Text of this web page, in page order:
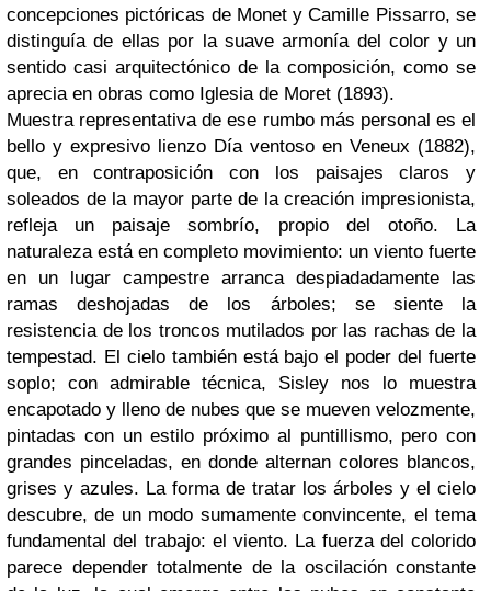
concepciones pictóricas de Monet y Camille Pissarro, se
distinguía de ellas por la suave armonía del color y un
sentido casi arquitectónico de la composición, como se
aprecia en obras como Iglesia de Moret (1893).
Muestra representativa de ese rumbo más personal es el
bello y expresivo lienzo Día ventoso en Veneux (1882),
que, en contraposición con los paisajes claros y
soleados de la mayor parte de la creación impresionista,
refleja un paisaje sombrío, propio del otoño. La
naturaleza está en completo movimiento: un viento fuerte
en un lugar campestre arranca despiadadamente las
ramas deshojadas de los árboles; se siente la
resistencia de los troncos mutilados por las rachas de la
tempestad. El cielo también está bajo el poder del fuerte
soplo; con admirable técnica, Sisley nos lo muestra
encapotado y lleno de nubes que se mueven velozmente,
pintadas con un estilo próximo al puntillismo, pero con
grandes pinceladas, en donde alternan colores blancos,
grises y azules. La forma de tratar los árboles y el cielo
descubre, de un modo sumamente convincente, el tema
fundamental del trabajo: el viento. La fuerza del colorido
parece depender totalmente de la oscilación constante